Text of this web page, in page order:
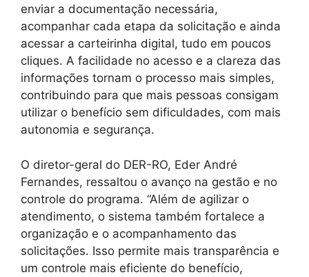
enviar a documentação necessária,
acompanhar cada etapa da solicitação e ainda
acessar a carteirinha digital, tudo em poucos
cliques. A facilidade no acesso e a clareza das
informações tornam o processo mais simples,
contribuindo para que mais pessoas consigam
utilizar o benefício sem dificuldades, com mais
autonomia e segurança.
O diretor-geral do DER-RO, Eder André
Fernandes, ressaltou o avanço na gestão e no
controle do programa. “Além de agilizar o
atendimento, o sistema também fortalece a
organização e o acompanhamento das
solicitações. Isso permite mais transparência e
um controle mais eficiente do benefício,